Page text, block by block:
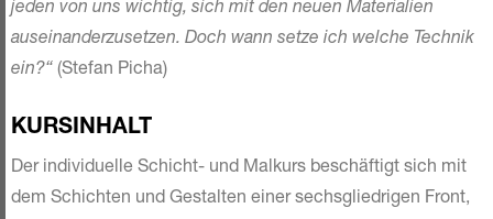
jeden von uns wichtig, sich mit den neuen Materialien
auseinanderzusetzen. Doch wann setze ich welche Technik
ein?“ (Stefan Picha)
KURSINHALT
Der individuelle Schicht- und Malkurs beschäftigt sich mit
dem Schich­ten und Gestalten einer sechsgliedrigen Front,